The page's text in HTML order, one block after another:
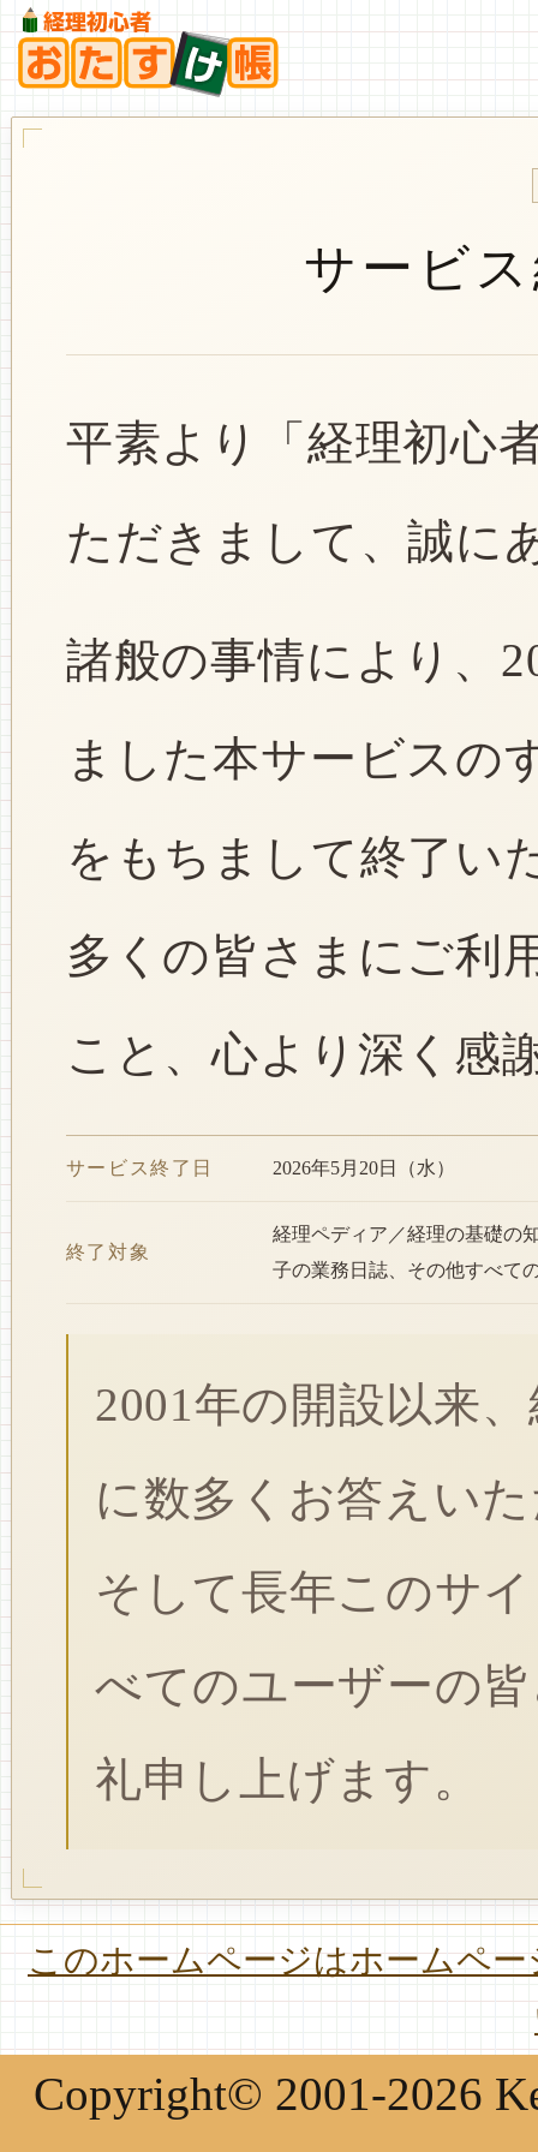
サービ
平素より「経理初心
ただきまして、誠に
諸般の事情により、
ました本サービスの
をもちまして終了い
多くの皆さまにご利
こと、心より深く感
サービス終了日 2026年5月20日（水）
終了対象
経理ペディア／経理の基礎の
子の業務日誌、その他すべて
2001年の開設以来
に数多くお答えい
そして長年このサ
べてのユーザーの
礼申し上げます。
このホームページはホームペ
Copyright© 2001-2026